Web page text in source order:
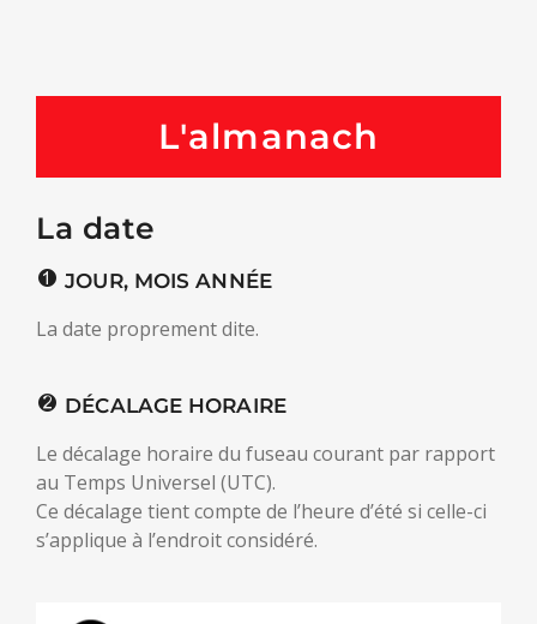
L'almanach
La date
JOUR, MOIS ANNÉE
La date proprement dite.
DÉCALAGE HORAIRE
Le décalage horaire du fuseau courant par rapport
au Temps Universel (UTC).
Ce décalage tient compte de l’heure d’été si celle-ci
s’applique à l’endroit considéré.